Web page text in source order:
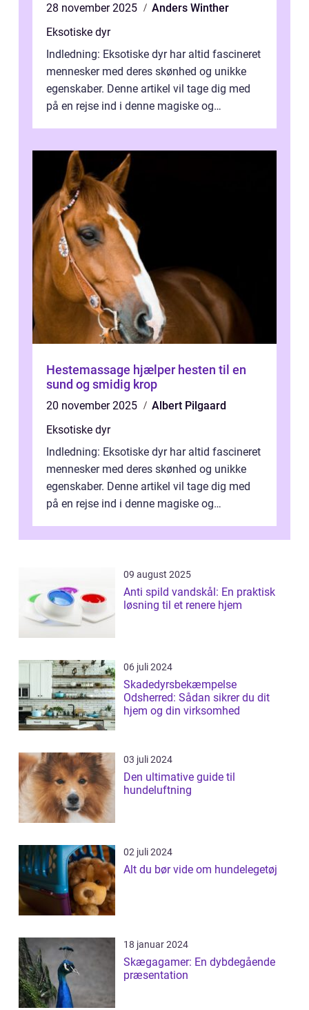
28 november 2025
Anders Winther
Eksotiske dyr
Indledning: Eksotiske dyr har altid fascineret
mennesker med deres skønhed og unikke
egenskaber. Denne artikel vil tage dig med
på en rejse ind i denne magiske og
Hestemassage hjælper hesten til en
sund og smidig krop
20 november 2025
Albert Pilgaard
Eksotiske dyr
Indledning: Eksotiske dyr har altid fascineret
mennesker med deres skønhed og unikke
egenskaber. Denne artikel vil tage dig med
på en rejse ind i denne magiske og
09 august 2025
Anti spild vandskål: En praktisk
løsning til et renere hjem
06 juli 2024
Skadedyrsbekæmpelse
Odsherred: Sådan sikrer du dit
hjem og din virksomhed
03 juli 2024
Den ultimative guide til
hundeluftning
02 juli 2024
Alt du bør vide om hundelegetøj
18 januar 2024
Skægagamer: En dybdegående
præsentation